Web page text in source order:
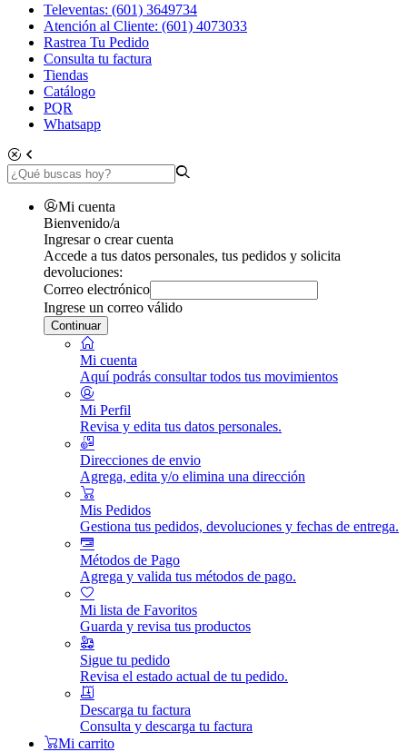
Televentas: (601) 3649734
Atención al Cliente: (601) 4073033
Rastrea Tu Pedido
Consulta tu factura
Tiendas
Catálogo
PQR
Whatsapp
Mi cuenta
Bienvenido/a
Ingresar o crear cuenta
Accede a tus datos personales, tus pedidos y solicita
devoluciones:
Correo electrónico
Ingrese un correo válido
Continuar
Mi cuenta
Aquí podrás consultar todos tus movimientos
Mi Perfil
Revisa y edita tus datos personales.
Direcciones de envio
Agrega, edita y/o elimina una dirección
Mis Pedidos
Gestiona tus pedidos, devoluciones y fechas de entrega.
Métodos de Pago
Agrega y valida tus métodos de pago.
Mi lista de Favoritos
Guarda y revisa tus productos
Sigue tu pedido
Revisa el estado actual de tu pedido.
Descarga tu factura
Consulta y descarga tu factura
Mi carrito